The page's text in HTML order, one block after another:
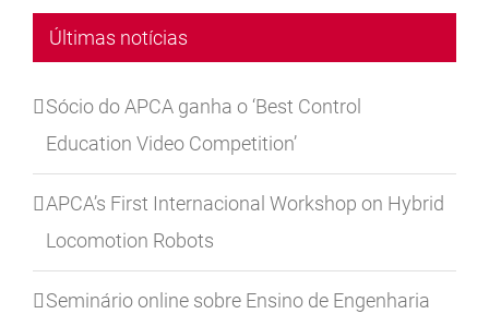
Últimas notícias
Sócio do APCA ganha o ‘Best Control
Education Video Competition’
APCA’s First Internacional Workshop on Hybrid
Locomotion Robots
Seminário online sobre Ensino de Engenharia